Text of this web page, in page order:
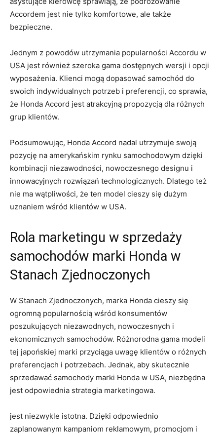
Accordem jest nie tylko komfortowe, ale także
bezpieczne.
Jednym z powodów utrzymania popularności Accordu w
⁣USA jest również szeroka gama dostępnych wersji i opcji
wyposażenia. Klienci mogą dopasować samochód do
swoich indywidualnych potrzeb i preferencji, co sprawia,
że Honda Accord jest atrakcyjną propozycją dla różnych
grup klientów.
Podsumowując, Honda Accord nadal utrzymuje swoją
pozycję na amerykańskim rynku samochodowym dzięki
‍kombinacji niezawodności, nowoczesnego ​designu i
innowacyjnych rozwiązań technologicznych. Dlatego też
nie ma wątpliwości, że ten model cieszy się dużym
uznaniem wśród klientów w USA.
Rola⁣ marketingu w sprzedaży
samochodów marki Honda w⁤
Stanach Zjednoczonych
W Stanach Zjednoczonych, marka Honda cieszy się
ogromną popularnością wśród konsumentów
poszukujących niezawodnych, nowoczesnych i
ekonomicznych samochodów. Różnorodna gama​ modeli​
tej japońskiej marki przyciąga uwagę klientów o różnych
preferencjach i potrzebach. Jednak, aby skutecznie
sprzedawać samochody marki Honda w USA, niezbędna
jest odpowiednia strategia marketingowa.
jest niezwykle istotna. Dzięki odpowiednio
zaplanowanym kampaniom reklamowym, promocjom i